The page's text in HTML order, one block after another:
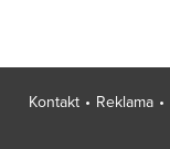
Kontakt Reklama